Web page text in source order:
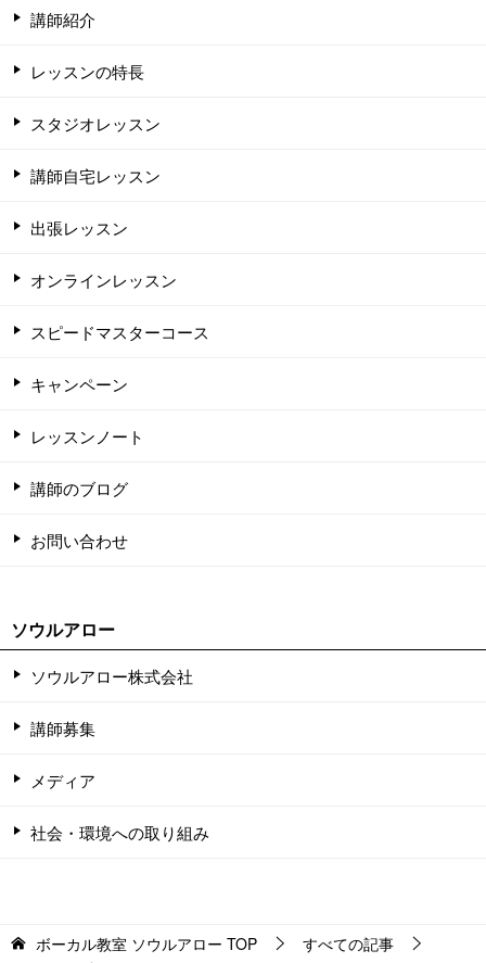
講師紹介
レッスンの特長
スタジオレッスン
講師自宅レッスン
出張レッスン
オンラインレッスン
スピードマスターコース
キャンペーン
レッスンノート
講師のブログ
お問い合わせ
ソウルアロー
ソウルアロー株式会社
講師募集
メディア
社会・環境への取り組み
ボーカル教室 ソウルアロー TOP
すべての記事